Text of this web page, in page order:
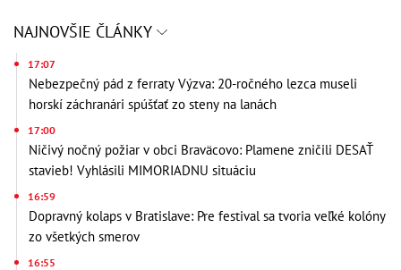
NAJNOVŠIE ČLÁNKY
17:07
Nebezpečný pád z ferraty Výzva: 20-ročného lezca museli
horskí záchranári spúšťať zo steny na lanách
17:00
Ničivý nočný požiar v obci Braväcovo: Plamene zničili DESAŤ
stavieb! Vyhlásili MIMORIADNU situáciu
16:59
Dopravný kolaps v Bratislave: Pre festival sa tvoria veľké kolóny
zo všetkých smerov
16:55